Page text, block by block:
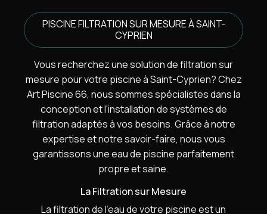
PISCINE FILTRATION SUR MESURE À SAINT-
CYPRIEN
Vous recherchez une solution de filtration sur
mesure pour votre piscine à Saint-Cyprien? Chez
Art Piscine 66, nous sommes spécialistes dans la
conception et l'installation de systèmes de
filtration adaptés à vos besoins. Grâce à notre
expertise et notre savoir-faire, nous vous
garantissons une eau de piscine parfaitement
propre et saine.
La Filtration sur Mesure
La filtration de l'eau de votre piscine est un